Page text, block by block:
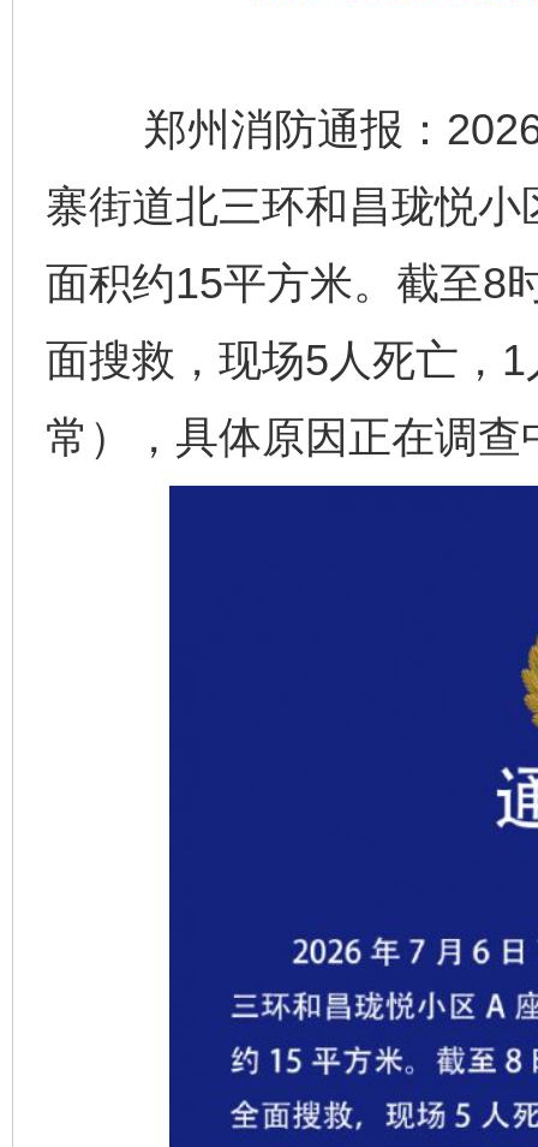
郑州消防通报：2026
寨街道北三环和昌珑悦
面积约15平方米。截至8
面搜救，现场5人死亡，
常），具体原因正在调查